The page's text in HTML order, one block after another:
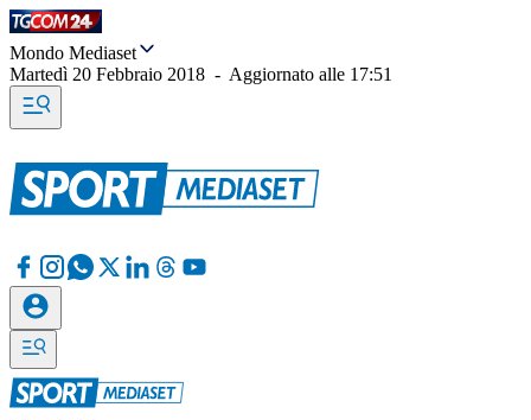
Mondo Mediaset
Martedì 20 Febbraio 2018 - Aggiornato alle 17:51